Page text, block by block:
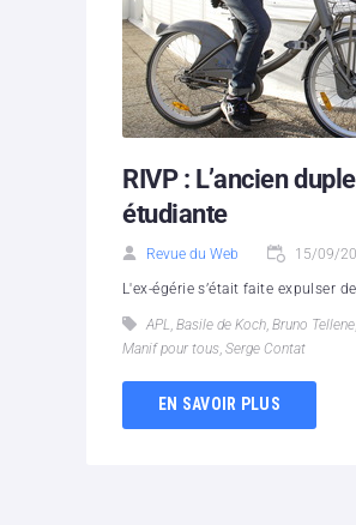
RIVP : L’ancien
étudiante
Revue du Web 15/09/
L'ex-égérie s’était faite expulser
APL, Basile de Koch, Bruno Tellene
Manif pour tous, Serge Contat
EN SAVOIR PLUS